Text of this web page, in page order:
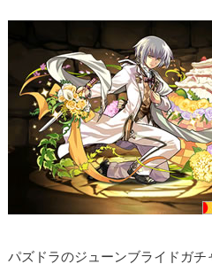
パズドラのジューンブライドガ